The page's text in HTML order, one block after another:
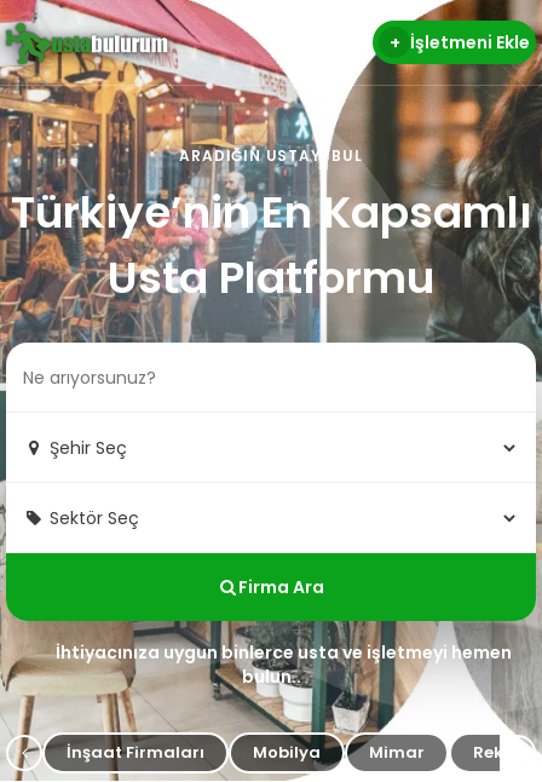
+ İşletmeni Ekle
ARADIĞIN USTAYI BUL
Türkiye’nin En Kapsamlı
Usta Platformu
Firma Ara
İhtiyacınıza uygun binlerce usta ve işletmeyi hemen
bulun..
İnşaat Firmaları Mobilya Mimar Reklam